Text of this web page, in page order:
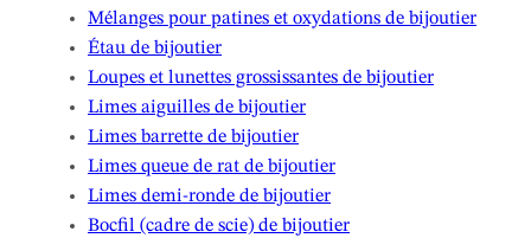
Mélanges pour patines et oxydations de bijoutier
Étau de bijoutier
Loupes et lunettes grossissantes de bijoutier
Limes aiguilles de bijoutier
Limes barrette de bijoutier
Limes queue de rat de bijoutier
Limes demi-ronde de bijoutier
Bocfil (cadre de scie) de bijoutier